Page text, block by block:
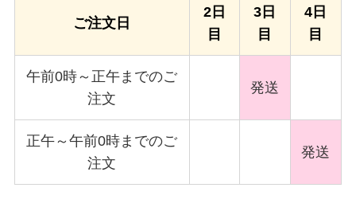
ご注文日
2日
目
3日
目
4日
目
午前0時～正午までのご
注文
発送
正午～午前0時までのご
注文
発送